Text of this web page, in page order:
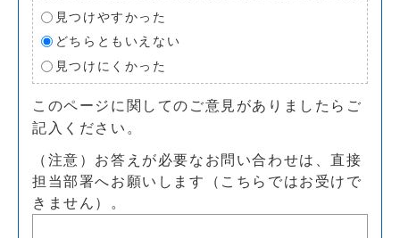
見つけやすかった
どちらともいえない
見つけにくかった
このページに関してのご意見がありましたらご
記入ください。
（注意）お答えが必要なお問い合わせは、直接
担当部署へお願いします（こちらではお受けで
きません）。